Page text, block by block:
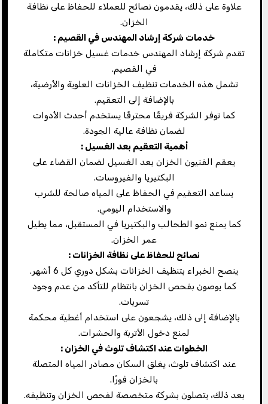
علاوة على ذلك، يقدمون نصائح للعملاء للحفاظ على نظافة
الخزان.
خدمات شركة إرشاد المهندس في القصيم :
تقدم شركة إرشاد المهندس خدمات غسيل خزانات متكاملة
في القصيم.
تشمل هذه الخدمات تنظيف الخزانات العلوية والأرضية،
بالإضافة إلى التعقيم.
كما توفر الشركة فريقًا محترفًا يستخدم أحدث الأدوات
لضمان نظافة عالية الجودة.
أهمية التعقيم بعد الغسيل :
يعقم الفنيون الخزان بعد الغسيل لضمان القضاء على
البكتيريا والفيروسات.
يساعد التعقيم في الحفاظ على المياه صالحة للشرب
والاستخدام اليومي.
كما يمنع نمو الطحالب والبكتيريا في المستقبل، مما يطيل
عمر الخزان.
نصائح للحفاظ على نظافة الخزانات :
ينصح الخبراء بتنظيف الخزانات بشكل دوري كل 6 أشهر.
كما يوصون بفحص الخزان بانتظام للتأكد من عدم وجود
تسربات.
بالإضافة إلى ذلك، يشجعون على استخدام أغطية محكمة
لمنع دخول الأتربة والحشرات.
الخطوات عند اكتشاف تلوث في الخزان :
عند اكتشاف تلوث، يغلق السكان مصادر المياه المتصلة
بالخزان فورًا.
بعد ذلك، يتصلون بشركة متخصصة لفحص الخزان وتنظيفه.